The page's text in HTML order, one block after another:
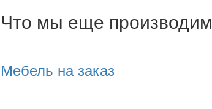
Что мы еще производим
Мебель на заказ